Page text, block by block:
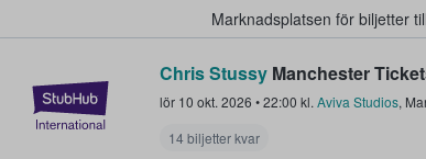
Marknadsplatsen för biljetter
StubHub – där fans köper
Chris Stussy Manchester
lör 10 okt. 2026 •22:00 kl. Aviva Studios,
14 biljetter kvar